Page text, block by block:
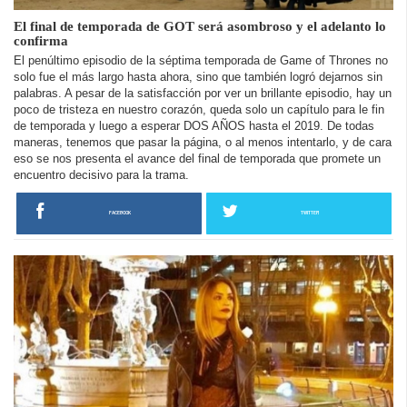
El final de temporada de GOT será asombroso y el adelanto lo
confirma
El penúltimo episodio de la séptima temporada de Game of Thrones no
solo fue el más largo hasta ahora, sino que también logró dejarnos sin
palabras. A pesar de la satisfacción por ver un brillante episodio, hay un
poco de tristeza en nuestro corazón, queda solo un capítulo para le fin
de temporada y luego a esperar DOS AÑOS hasta el 2019. De todas
maneras, tenemos que pasar la página, o al menos intentarlo, y de cara
eso se nos presenta el avance del final de temporada que promete un
encuentro decisivo para la trama.
FACEBOOK TWITTER